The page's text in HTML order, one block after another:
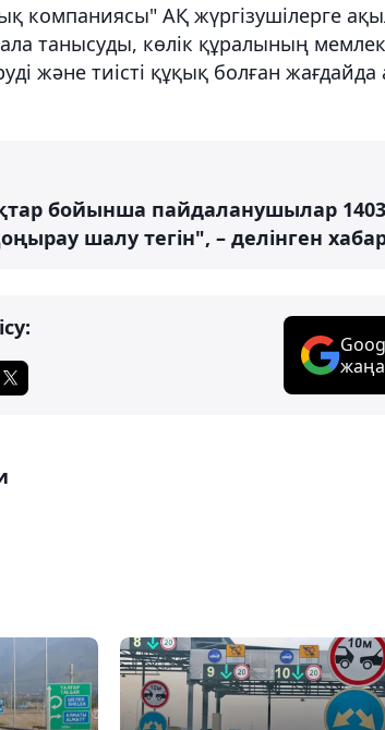
компаниясы" АҚ жүргізушілерге
танысуды, көлік құралының
және тиісті құқық болған
бойынша пайдаланушылар
шалу тегін", – делінген